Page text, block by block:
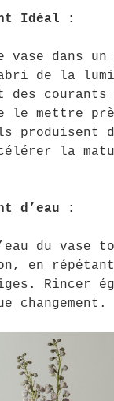
Idéal :
vase dans
de la
le mettre
produisent
la
d’eau :
du vase
en
Rincer
changement.